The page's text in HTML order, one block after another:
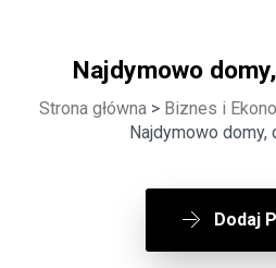
Najdymowo
Strona główna > Biznes i
Najdymowo domy,
Dodaj